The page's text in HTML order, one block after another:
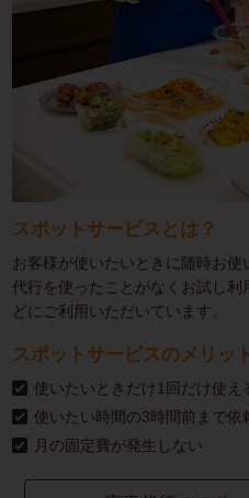
スポットサービスとは？
お客様が使いたいときに随時お使
代行を使ったことがなくお試し
どにご利用いただいています。
スポットサービスのメリッ
使いたいときだけ1回だけ使え
使いたい時間の3時間前まで依
月の固定費が発生しない